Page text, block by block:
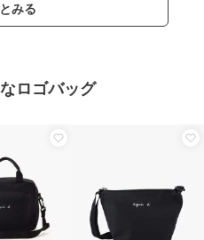
みる
ロゴバッグ